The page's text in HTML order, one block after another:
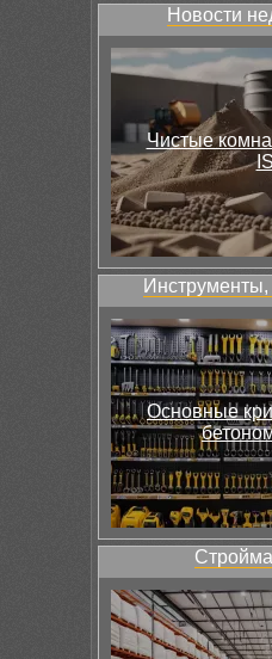
Новости
Чистые
Основные